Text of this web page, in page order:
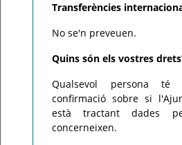
Transferències
No se'n preveuen.
Quins són els vostres
Qualsevol persona
confirmació sobre si
està tractant dades
concerneixen.